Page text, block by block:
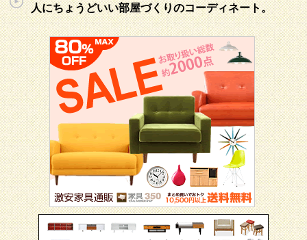
人にちょうどいい部屋づくりのコーディネート。